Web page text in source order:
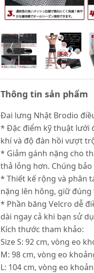
Thông tin sản phẩm
Đai lưng Nhật Brodio
* Đặc điểm kỹ thuật lưới
khí và độ đàn hồi vượt
* Giảm gánh nặng cho
thả lỏng hơn. Chúng
* Thiết kế rộng và phân
nặng lên hông, giữ
* Phần băng Velcro dễ
dài ngay cả khi bạn sử
Kích thước tham khảo:
Size S: 92 cm, vòng eo
M: 98 cm, vòng eo
L: 104 cm, vòng eo